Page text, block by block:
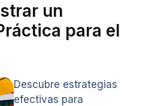
un
para el
Descubre estrategias
efectivas para